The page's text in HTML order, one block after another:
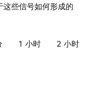
这些信号如何形成的
1 小时 2 小时